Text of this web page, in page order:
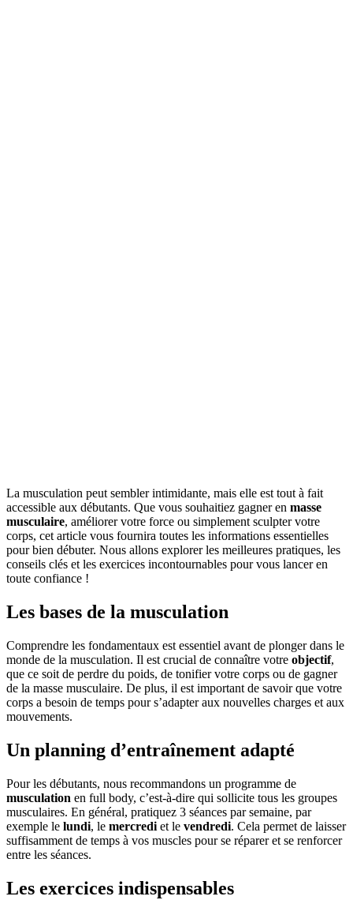
La musculation peut sembler intimidante, mais elle est tout à fait
accessible aux débutants. Que vous souhaitiez gagner en masse
musculaire, améliorer votre force ou simplement sculpter votre
corps, cet article vous fournira toutes les informations essentielles
pour bien débuter. Nous allons explorer les meilleures pratiques, les
conseils clés et les exercices incontournables pour vous lancer en
toute confiance !
Les bases de la musculation
Comprendre les fondamentaux est essentiel avant de plonger dans le
monde de la musculation. Il est crucial de connaître votre objectif,
que ce soit de perdre du poids, de tonifier votre corps ou de gagner
de la masse musculaire. De plus, il est important de savoir que votre
corps a besoin de temps pour s’adapter aux nouvelles charges et aux
mouvements.
Un planning d’entraînement adapté
Pour les débutants, nous recommandons un programme de
musculation en full body, c’est-à-dire qui sollicite tous les groupes
musculaires. En général, pratiquez 3 séances par semaine, par
exemple le lundi, le mercredi et le vendredi. Cela permet de laisser
suffisamment de temps à vos muscles pour se réparer et se renforcer
entre les séances.
Les exercices indispensables